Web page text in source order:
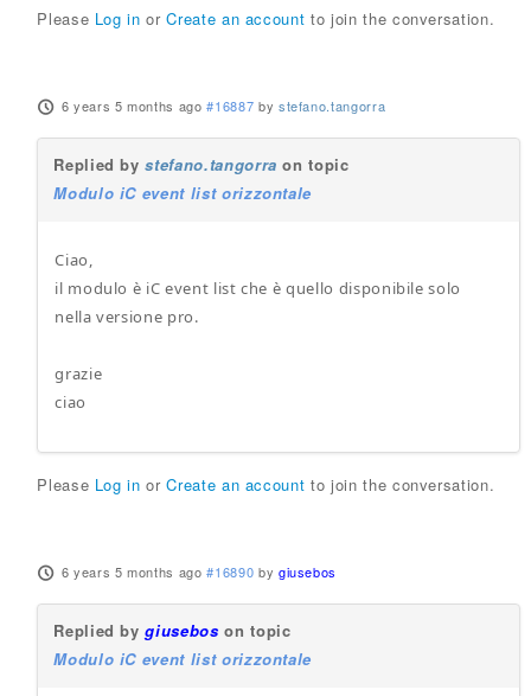
Please Log in orCreate an account to join the conversation.
6 years 5 months ago #16887 by stefano.tangorra
Replied bystefano.tangorra on topic
Modulo iC event list orizzontale
Ciao,
il modulo è iC event list che è quello disponibile solo
nella versione pro.
grazie
ciao
Please Log in orCreate an account to join the conversation.
6 years 5 months ago #16890 by giusebos
Replied bygiusebos on topic
Modulo iC event list orizzontale